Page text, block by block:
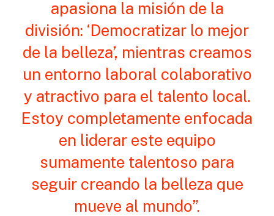
apasiona la misión de la
división: ‘Democratizar lo mejor
de la belleza’, mientras creamos
un entorno laboral colaborativo
y atractivo para el talento local.
Estoy completamente enfocada
en liderar este equipo
sumamente talentoso para
seguir creando la belleza que
mueve al mundo”.